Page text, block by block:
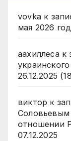
vovka к
мая 2026
аахиллесак
26.12.2025
виктор к
отношении
07.12.2025